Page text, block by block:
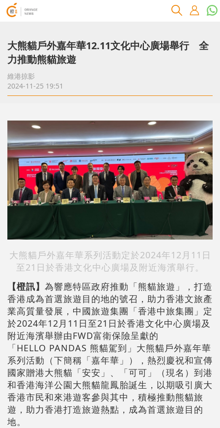
大熊貓戶外嘉年華12.11文化中心廣場舉行 全
力推動熊貓旅遊
維港掠影
2024-11-25 19:51
大熊貓戶外嘉年華系列活動定於2024年12月11日
至21日於香港文化中心廣場及附近海濱舉行。
【橙訊】 為響應特區政府推動「熊貓旅遊」，打造
香港成為首選旅遊目的地的號召，助力香港文旅產
業高質量發展，中國旅遊集團「香港中旅集團」定
於2024年12月11日至21日於香港文化中心廣場及
附近海濱舉辦由FWD富衛保險呈獻的
「HELLO PANDAS 熊貓駕到」大熊貓戶外嘉年華
系列活動（下簡稱「嘉年華」），熱烈慶祝和宣傳
國家贈港大熊貓「安安」、「可可」（現名）到港
和香港海洋公園大熊貓龍鳳胎誕生，以期吸引廣大
香港市民和來港遊客參與其中，積極推動熊貓旅
遊，助力香港打造旅遊熱點，成為首選旅遊目的
地。